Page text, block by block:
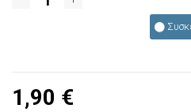
1,90 €